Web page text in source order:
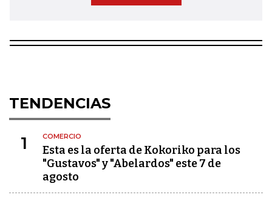
TENDENCIAS
1 COMERCIO
Esta es la oferta de Kokoriko para los
"Gustavos" y "Abelardos" este 7 de
agosto